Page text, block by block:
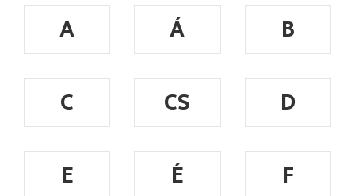
A Á
B
C
CS
D
E
É
F